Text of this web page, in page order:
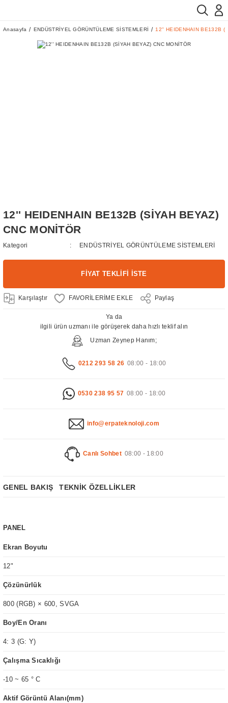
Anasayfa ENDÜSTRİYEL GÖRÜNTÜLEME SİSTEMLERİ 12'' HEIDENHAIN BE132B
12'' HEIDENHAIN BE132B (SİYAH BEYAZ)
CNC MONİTÖR
Kategori ENDÜSTRİYEL GÖRÜNTÜLEME SİSTEMLERİ
FİYAT TEKLİFİ İSTE
Karşılaştır Paylaş
Ya da
ilgili ürün uzmanı ile görüşerek daha hızlı teklif alın
Uzman Zeynep Hanım;
0212 293 58 26 08:00 - 18:00
0530 238 95 57 08:00 - 18:00
info@erpateknoloji.com
Canlı Sohbet 08:00 - 18:00
GENEL BAKIŞ TEKNİK ÖZELLİKLER
PANEL
Ekran Boyutu
12"
Çözünürlük
800 (RGB) × 600, SVGA
Boy/En Oranı
4: 3 (G: Y)
Çalışma Sıcaklığı
-10 ~ 65 ° C
Aktif Görüntü Alanı(mm)